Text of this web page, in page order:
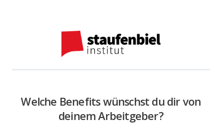
Welche Benefits wünschst du dir von
deinem Arbeitgeber?